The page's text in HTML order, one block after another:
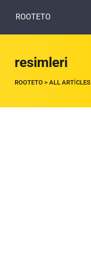
ROOTETO
resimleri
ROOTETO > ALL ARTICLES